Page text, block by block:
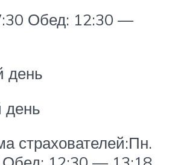
Обед: 12:30 —
день
день
страхователей:Пн.